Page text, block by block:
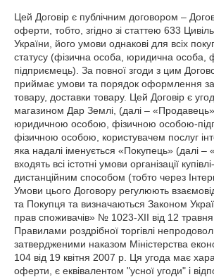
Цей Договір є публічним договором –
оферти, тобто, згідно зі статтею 633
України, його умови однакові для всіх
статусу (фізична особа, юридична особа,
підприємець). За повної згоди з цим
приймає умови та порядок оформлення
товару, доставки товару. Цей Договір є
магазином Дар Землі, (далі –
юридичною особою, фізичною особою-
фізичною особою, користувачем послуг
яка надалі іменується «Покупець» (далі –
входять всі істотні умови організації
дистанційним способом (тобто через
Умови цього Договору регулюють
та Покупця та визначаються Законом
прав споживачів» № 1023-XII від 12 травня
Правилами роздрібної торгівлі
затвердженими наказом Міністерства
104 від 19 квітня 2007 р. Ця угода має
оферти, є еквівалентом "усної угоди" і